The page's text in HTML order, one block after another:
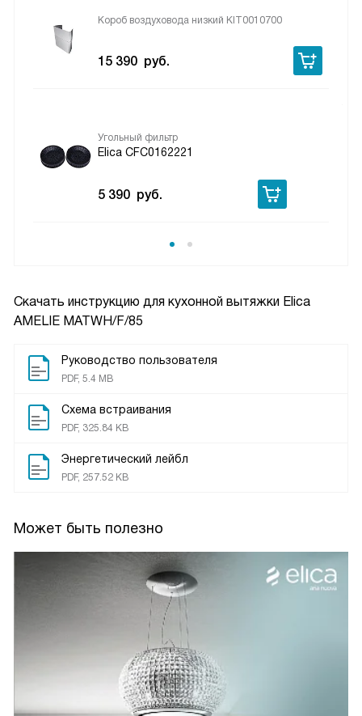
Скачать инструкцию для кухонной вытяжки Elica
AMELIE MATWH/F/85
Руководство пользователя
PDF, 5.4 MB
Схема встраивания
PDF, 325.84 KB
Энергетический лейбл
PDF, 257.52 KB
Может быть полезно
Короб воздуховода низкий KIT0010700
15 390 руб.
Угольный фильтр
Elica CFC0162221
5 390 руб.